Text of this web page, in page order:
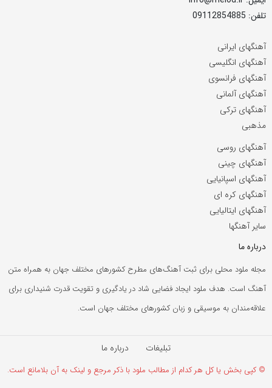
تلفن: 09112854885
آهنگهای ایرانی
آهنگهای انگلیسی
آهنگهای فرانسوی
آهنگهای آلمانی
آهنگهای ترکی
مذهبی
آهنگهای روسی
آهنگهای چینی
آهنگهای اسپانیایی
آهنگهای کره ای
آهنگهای ایتالیایی
سایر آهنگها
درباره ما
مجله ملود محلی برای ثبت آهنگ‌های مطرح کشورهای مختلف جهان به همراه متن
آهنگ است. هدف ملود ایجاد فضایی شاد در یادگیری و تقویت قدرت شنیداری برای
علاقه‌مندان به موسیقی و زبان کشورهای مختلف جهان است.
تبلیغات درباره ما
© کپی بخش یا کل هر کدام از مطالب ملود با ذکر مرجع و لینک به آن بلامانع است.